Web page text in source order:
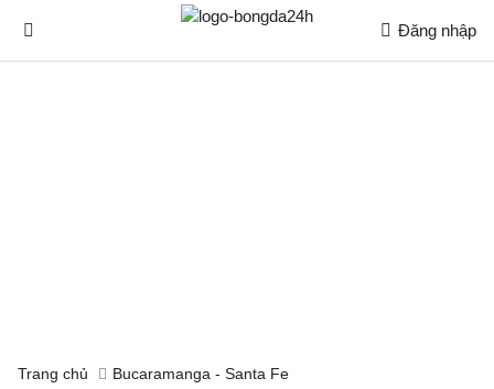
Đăng nhập
Trang chủ Bucaramanga - Santa Fe